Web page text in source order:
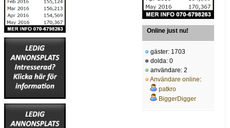
Online just nu!
gäster: 1703
dolda: 0
användare: 2
Användare online:
patkro
BiggerDigger